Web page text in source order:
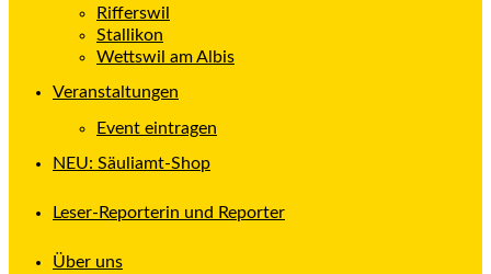
Rifferswil
Stallikon
Wettswil am Albis
Veranstaltungen
Event eintragen
NEU: Säuliamt-Shop
Leser-Reporterin und Reporter
Über uns